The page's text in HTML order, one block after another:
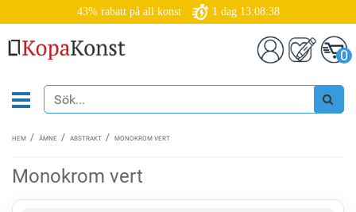
43% rabatt på all konst 1 dag 13:08:37
0
HEM ÄMNE ABSTRAKT MONOKROM VERT
Monokrom vert